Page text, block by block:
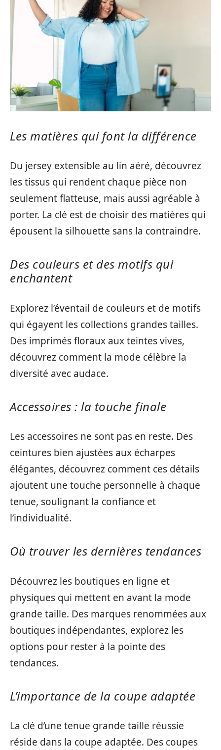
Les matières qui font la différence
Du jersey extensible au lin aéré, découvrez
les tissus qui rendent chaque pièce non
seulement flatteuse, mais aussi agréable à
porter. La clé est de choisir des matières qui
épousent la silhouette sans la contraindre.
Des couleurs et des motifs qui
enchantent
Explorez l’éventail de couleurs et de motifs
qui égayent les collections grandes tailles.
Des imprimés floraux aux teintes vives,
découvrez comment la mode célèbre la
diversité avec audace.
Accessoires : la touche finale
Les accessoires ne sont pas en reste. Des
ceintures bien ajustées aux écharpes
élégantes, découvrez comment ces détails
ajoutent une touche personnelle à chaque
tenue, soulignant la confiance et
l’individualité.
Où trouver les dernières tendances
Découvrez les boutiques en ligne et
physiques qui mettent en avant la mode
grande taille. Des marques renommées aux
boutiques indépendantes, explorez les
options pour rester à la pointe des
tendances.
L’importance de la coupe adaptée
La clé d’une tenue grande taille réussie
réside dans la coupe adaptée. Des coupes